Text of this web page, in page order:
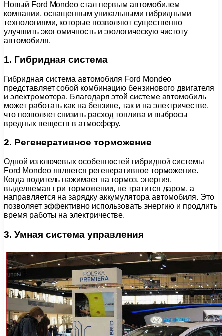
Новый Ford Mondeo стал первым автомобилем
компании, оснащенным уникальными гибридными
технологиями, которые позволяют существенно
улучшить экономичность и экологическую чистоту
автомобиля.
1. Гибридная система
Гибридная система автомобиля Ford Mondeo
представляет собой комбинацию бензинового двигателя
и электромотора. Благодаря этой системе автомобиль
может работать как на бензине, так и на электричестве,
что позволяет снизить расход топлива и выбросы
вредных веществ в атмосферу.
2. Регенеративное торможение
Одной из ключевых особенностей гибридной системы
Ford Mondeo является регенеративное торможение.
Когда водитель нажимает на тормоз, энергия,
выделяемая при торможении, не тратится даром, а
направляется на зарядку аккумулятора автомобиля. Это
позволяет эффективно использовать энергию и продлить
время работы на электричестве.
3. Умная система управления